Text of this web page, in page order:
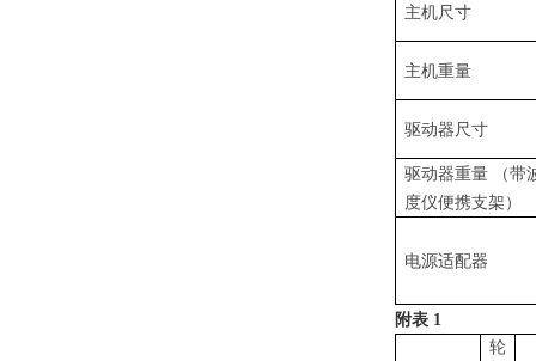
主机尺寸
主机重量
驱动器尺寸
驱动器重量
（带
度仪便携支架）
电源适配器
附表 1
轮